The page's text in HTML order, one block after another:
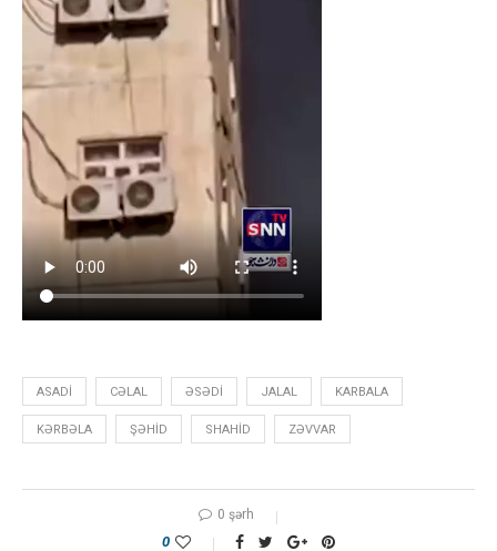
ASADI CƏLAL ƏSƏDI JALAL KARBALA
KƏRBƏLA ŞƏHID SHAHID ZƏVVAR
0 şərh
0